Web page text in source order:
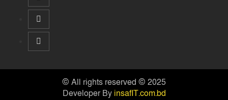
© All rights reserved © 2025
Developer By insafIT.com.bd